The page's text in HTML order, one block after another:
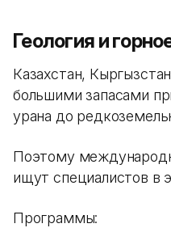
Геология и
Казахстан,
большими запасами
урана до
Поэтому
ищут специалистов в
Программы: